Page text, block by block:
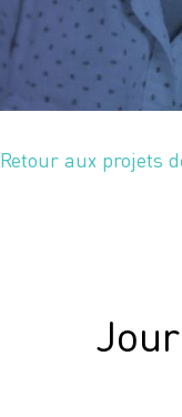
Retour aux projets